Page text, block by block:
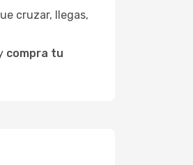
cruzar, llegas,
compra tu